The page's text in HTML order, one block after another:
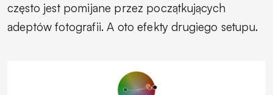
często jest pomijane przez początkujących
adeptów fotografii. A oto efekty drugiego setupu.